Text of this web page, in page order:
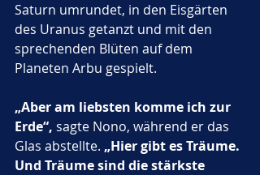
Saturn umrundet, in den Eisgärten
des Uranus getanzt und mit den
sprechenden Blüten auf dem
Planeten Arbu gespielt.
„Aber am liebsten komme ich zur
Erde“, sagte Nono, während er das
Glas abstellte. „Hier gibt es Träume.
Und Träume sind die stärkste